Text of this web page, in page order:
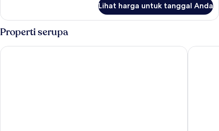
Superior
Twin
Studio
Lihat harga untuk tanggal Anda
Properti serupa
Genting Ria Apartment by C&T